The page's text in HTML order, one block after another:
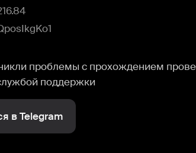
проблемы с прохождением
поддержки
в Telegram